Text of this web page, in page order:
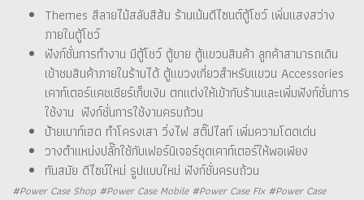
Themes สีลายไม้สลับสีส้ม ร้านเน้นดีไซนต์ตู้โชว์ เพิ่มแสงสว่าง
ภายในตู้โชว์
ฟังก์ชั่นการทำงาน มีตู้โชว์ ตู้ขาย ตู้แขวนสินค้า ลูกค้าสามารถเดิน
เข้าชมสินค้าภายในร้านได้ ตู้แขวงเกี่ยวสำหรับแขวน Accessories
เคาท์เตอร์แคชเชียร์เก็บเงิน ตกแต่งให้เข้ากับร้านและเพิ่มฟังก์ชั่นการ
ใช้งาน ฟังก์ชั่นการใช้งานครบถ้วน
ป้ายเบาท์เฮด ทำโครงเสา วิ่งไฟ สติ๊ปไลท์ เพิ่มความโดดเด่น
วางตำแหน่งปลั๊กใช้กับเฟอร์นิเจอร์ชุดเคาท์เตอร์ให้พอเพียง
ทันสมัย ดีไซน์ใหม่ รูปแบบใหม่ ฟังก์ชั่นครบถ้วน
#Power Case Shop #Power Case Mobile #Power Case FIx #Power Case